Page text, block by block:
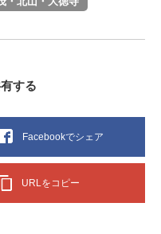
する
Facebookでシェア
URLをコピー